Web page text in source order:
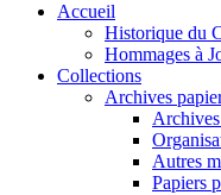
Accueil
Historique du
Hommages à
Collections
Archives
Autres
Papiers